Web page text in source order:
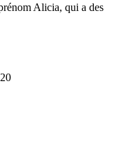
Alicia, qui a des